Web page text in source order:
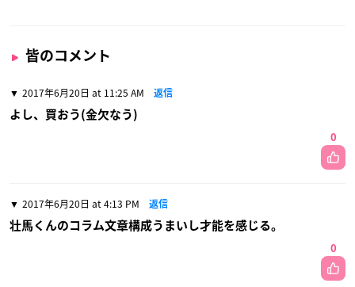
皆のコメント
2017年6月20日 at 11:25 AM 返信
よし、買おう(金欠なう)
0
2017年6月20日 at 4:13 PM 返信
壮馬くんのコラム文章構成うまいし才能を感じる。
0